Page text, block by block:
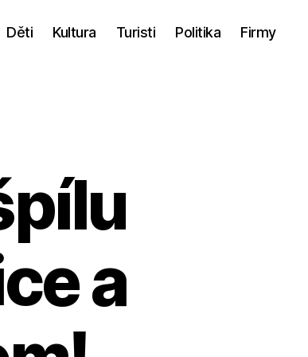
Děti Kultura Turisti Politika Firmy
a